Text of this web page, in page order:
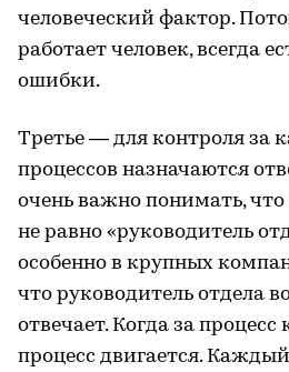
человеческий фактор.
работает человек, всегда
ошибки.
Третье — для контроля за
процессов назначаются
очень важно понимать, что
не равно «руководитель
особенно в крупных
что руководитель отдела
отвечает. Когда за
процесс двигается.